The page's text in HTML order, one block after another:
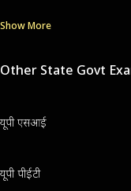
Show More
Other State Govt
यूपी एसआई
यूपी पीईटी